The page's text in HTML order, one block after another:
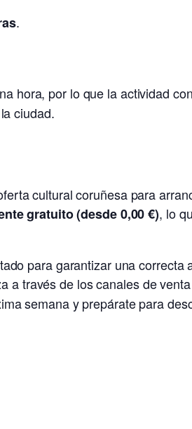
.
hora, por lo que la actividad
ciudad.
cultural coruñesa para
gratuito (desde 0,00 €), lo
para garantizar una correcta
a través de los canales de
semana y prepárate para